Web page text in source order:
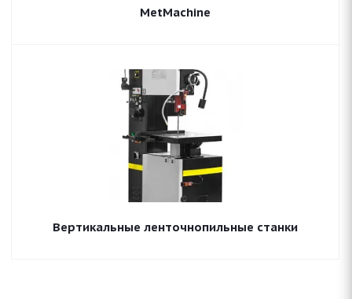
MetMachine
Вертикальные ленточнопильные станки